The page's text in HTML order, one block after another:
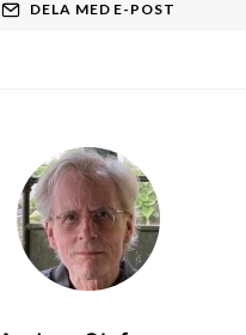
DELA MED E-POST